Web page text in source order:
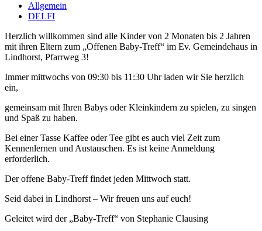
Allgemein
DELFI
Herzlich willkommen sind alle Kinder von 2 Monaten bis 2 Jahren
mit ihren Eltern zum „Offenen Baby-Treff“ im Ev. Gemeindehaus in
Lindhorst, Pfarrweg 3!
Immer mittwochs von 09:30 bis 11:30 Uhr laden wir Sie herzlich
ein,
gemeinsam mit Ihren Babys oder Kleinkindern zu spielen, zu singen
und Spaß zu haben.
Bei einer Tasse Kaffee oder Tee gibt es auch viel Zeit zum
Kennenlernen und Austauschen. Es ist keine Anmeldung
erforderlich.
Der offene Baby-Treff findet jeden Mittwoch statt.
Seid dabei in Lindhorst – Wir freuen uns auf euch!
Geleitet wird der „Baby-Treff“ von Stephanie Clausing